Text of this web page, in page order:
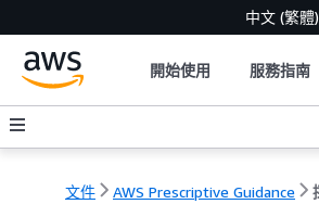
中文 (繁體)
開始使用 服務指南
文件 AWS Prescriptive Guidance